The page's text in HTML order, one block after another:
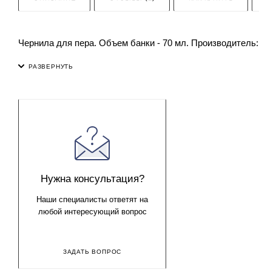
Чернила для пера. Объем банки - 70 мл.
Нужна консультация?
Наши специалисты ответят на
любой интересующий вопрос
ЗАДАТЬ ВОПРОС